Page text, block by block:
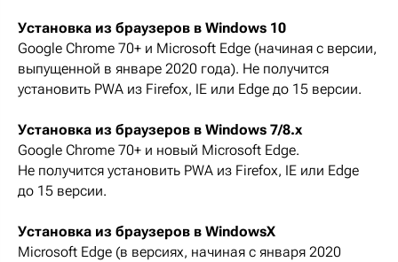
Установка из браузеров в Windows 10
Google Chrome 70+ и Microsoft Edge (начиная с версии,
выпущенной в январе 2020 года). Не получится
установить PWA из Firefox, IE или Edge до 15 версии.
Установка из браузеров в Windows 7/8.x
Google Chrome 70+ и новый Microsoft Edge.
Не получится установить PWA из Firefox, IE или Edge
до 15 версии.
Установка из браузеров в WindowsX
Microsoft Edge (в версиях, начиная с января 2020